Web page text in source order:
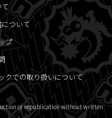
て
ついて
プ
クでの取り扱いについて
or republication without written